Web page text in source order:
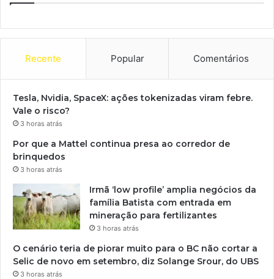
Recente Popular Comentários
Tesla, Nvidia, SpaceX: ações tokenizadas viram febre.
Vale o risco?
3 horas atrás
Por que a Mattel continua presa ao corredor de
brinquedos
3 horas atrás
Irmã ‘low profile’ amplia negócios da
família Batista com entrada em
mineração para fertilizantes
3 horas atrás
O cenário teria de piorar muito para o BC não cortar a
Selic de novo em setembro, diz Solange Srour, do UBS
3 horas atrás